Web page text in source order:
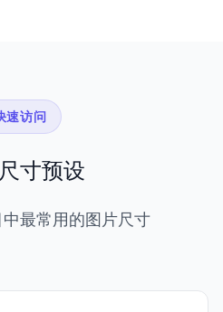
速访问
寸预设
最常用的图片尺寸